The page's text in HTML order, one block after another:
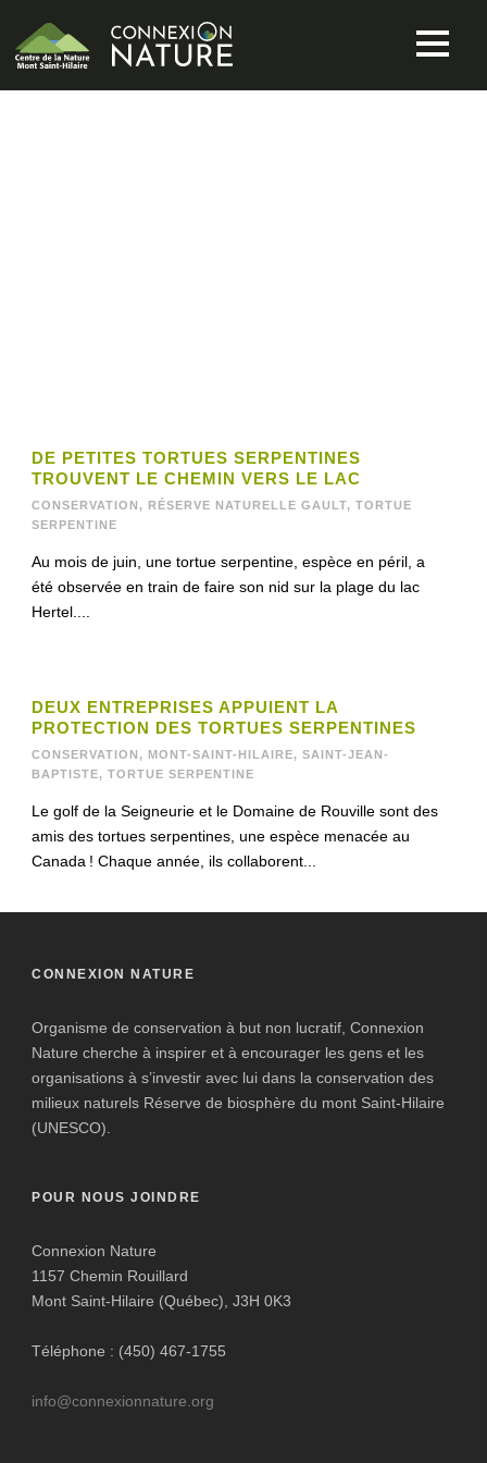
DE PETITES TORTUES SERPENTINES
TROUVENT LE CHEMIN VERS LE LAC
CONSERVATION , RÉSERVE NATURELLE GAULT, TORTUE
SERPENTINE
Au mois de juin, une tortue serpentine, espèce en péril, a
été observée en train de faire son nid sur la plage du lac
Hertel....
DEUX ENTREPRISES APPUIENT LA
PROTECTION DES TORTUES SERPENTINES
CONSERVATION , MONT-SAINT-HILAIRE, SAINT-JEAN-
BAPTISTE, TORTUE SERPENTINE
Le golf de la Seigneurie et le Domaine de Rouville sont des
amis des tortues serpentines, une espèce menacée au
Canada ! Chaque année, ils collaborent...
CONNEXION NATURE
Organisme de conservation à but non lucratif, Connexion
Nature cherche à inspirer et à encourager les gens et les
organisations à s’investir avec lui dans la conservation des
milieux naturels Réserve de biosphère du mont Saint-Hilaire
(UNESCO).
POUR NOUS JOINDRE
Connexion Nature
1157 Chemin Rouillard
Mont Saint-Hilaire (Québec), J3H 0K3
Téléphone : (450) 467-1755
info@connexionnature.org